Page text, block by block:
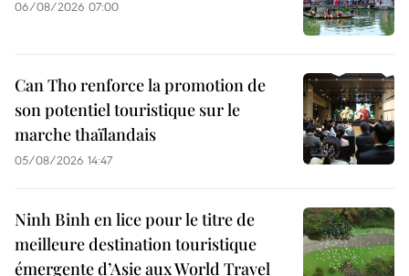
06/08/2026 07:00
Can Tho renforce la promotion de
son potentiel touristique sur le
marche thaïlandais
05/08/2026 14:47
Ninh Binh en lice pour le titre de
meilleure destination touristique
émergente d’Asie aux World Travel